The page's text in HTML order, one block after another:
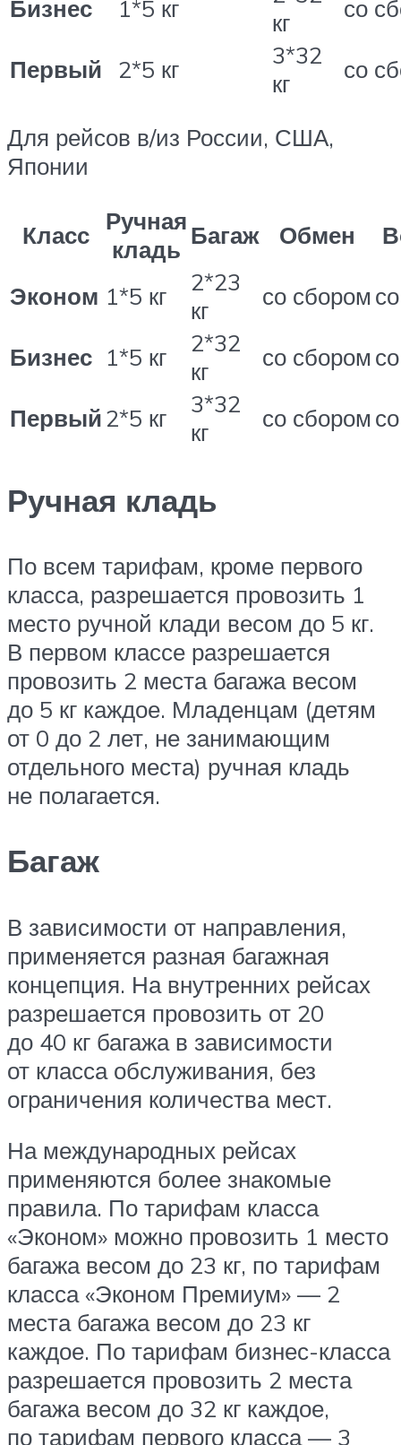
Бизнес 1*5 кг
кг
со
Первый 2*5 кг
3*32
кг
со
Для рейсов в/из России, США,
Японии
Класс Ручная
кладь Багаж Обмен
Эконом 1*5 кг
2*23
кг
со сбором
Бизнес 1*5 кг
2*32
кг
со сбором
Первый2*5 кг
3*32
кг
со сбором
Ручная кладь
По всем тарифам, кроме первого
класса, разрешается провозить 1
место ручной клади весом до 5 кг.
В первом классе разрешается
провозить 2 места багажа весом
до 5 кг каждое. Младенцам (детям
от 0 до 2 лет, не занимающим
отдельного места) ручная кладь
не полагается.
Багаж
В зависимости от направления,
применяется разная багажная
концепция. На внутренних рейсах
разрешается провозить от 20
до 40 кг багажа в зависимости
от класса обслуживания, без
ограничения количества мест.
На международных рейсах
применяются более знакомые
правила. По тарифам класса
«Эконом» можно провозить 1 место
багажа весом до 23 кг, по тарифам
класса «Эконом Премиум» — 2
места багажа весом до 23 кг
каждое. По тарифам бизнес-класса
разрешается провозить 2 места
багажа весом до 32 кг каждое,
по тарифам первого класса — 3